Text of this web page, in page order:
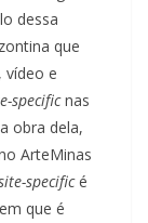
dessa
que
vídeo e
specificnas
obra dela,
ArteMinas
specificé
que é